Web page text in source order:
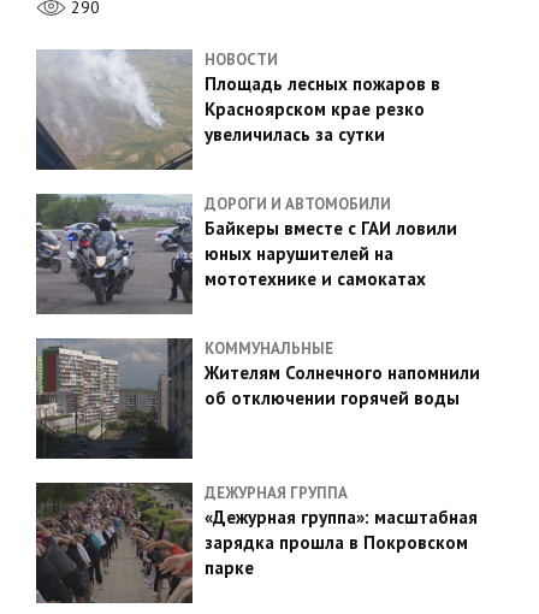
290
НОВОСТИ
Площадь лесных пожаров в
Красноярском крае резко
увеличилась за сутки
ДОРОГИ И АВТОМОБИЛИ
Байкеры вместе с ГАИ ловили
юных нарушителей на
мототехнике и самокатах
КОММУНАЛЬНЫЕ
Жителям Солнечного напомнили
об отключении горячей воды
ДЕЖУРНАЯ ГРУППА
«Дежурная группа»: масштабная
зарядка прошла в Покровском
парке